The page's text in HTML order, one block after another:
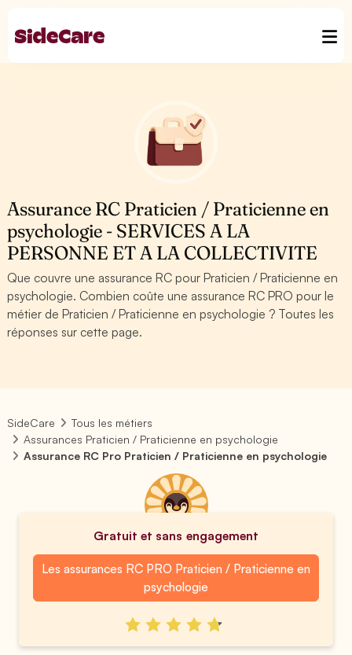
Assurance RC Praticien / Praticienne en
psychologie - SERVICES A LA
PERSONNE ET A LA COLLECTIVITE
Que couvre une assurance RC pour Praticien / Praticienne en
psychologie. Combien coûte une assurance RC PRO pour le
métier de Praticien / Praticienne en psychologie ? Toutes les
réponses sur cette page.
SideCare
Tous les métiers
Assurances Praticien / Praticienne en psychologie
Assurance RC Pro Praticien / Praticienne en psychologie
Gratuit et sans engagement
Les assurances RC PRO Praticien / Praticienne en
psychologie